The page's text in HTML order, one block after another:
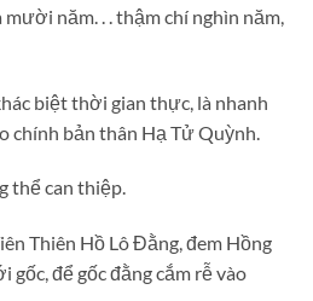
năm. . . thậm chí nghìn năm,
biệt thời gian thực, là nhanh
chính bản thân Hạ Tử Quỳnh.
thể can thiệp.
Thiên Hồ Lô Đằng, đem Hồng
để gốc đằng cắm rễ vào